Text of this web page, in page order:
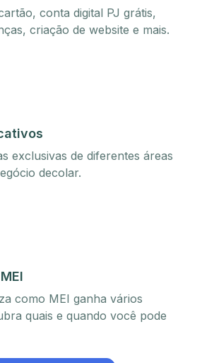
conta digital PJ grátis,
criação de website e mais.
exclusivas de diferentes áreas
decolar.
como MEI ganha vários
quais e quando você pode